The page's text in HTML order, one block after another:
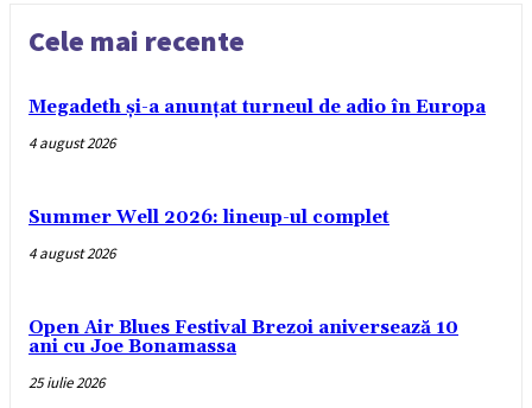
Cele mai recente
Megadeth și-a anunțat turneul de adio în Europa
4 august 2026
Summer Well 2026: lineup-ul complet
4 august 2026
Open Air Blues Festival Brezoi aniversează 10
ani cu Joe Bonamassa
25 iulie 2026